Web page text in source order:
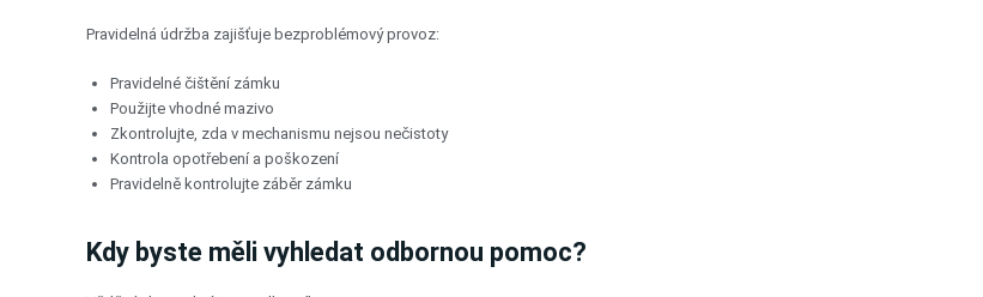
Pravidelná údržba zajišťuje bezproblémový provoz:
Pravidelné čištění zámku
Použijte vhodné mazivo
Zkontrolujte, zda v mechanismu nejsou nečistoty
Kontrola opotřebení a poškození
Pravidelně kontrolujte záběr zámku
Kdy byste měli vyhledat odbornou pomoc?